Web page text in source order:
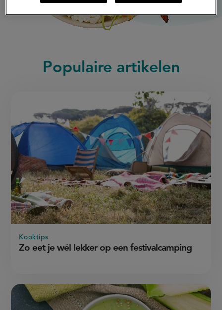
Populaire artikelen
Zo eet je wél lekker op een festivalcamping
Kooktips